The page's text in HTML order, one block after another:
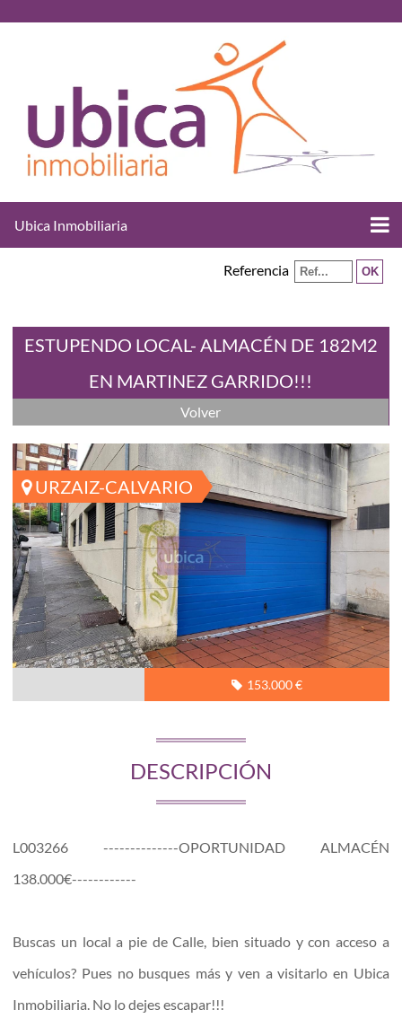
Ubica Inmobiliaria
Referencia
ESTUPENDO LOCAL- ALMACÉN DE 182M2
EN MARTINEZ GARRIDO!!!
Volver
URZAIZ-CALVARIO
153.000 €
DESCRIPCIÓN
L003266 --------------OPORTUNIDAD ALMACÉN
138.000€------------
Buscas un local a pie de Calle, bien situado y con acceso a
vehículos? Pues no busques más y ven a visitarlo en Ubica
Inmobiliaria. No lo dejes escapar!!!